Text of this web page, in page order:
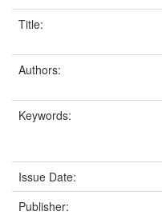
Title:
Authors:
Keywords:
Issue Date:
Publisher: